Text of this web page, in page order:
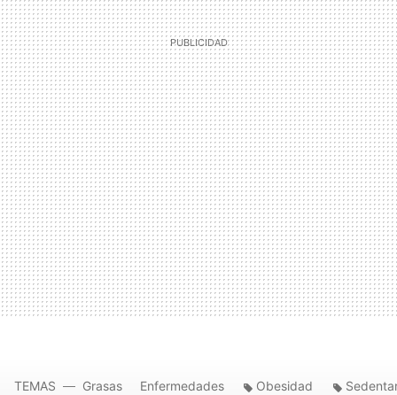
TEMAS Grasas Enfermedades Obesidad